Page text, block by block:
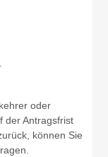
oder
der Antragsfrist
können Sie